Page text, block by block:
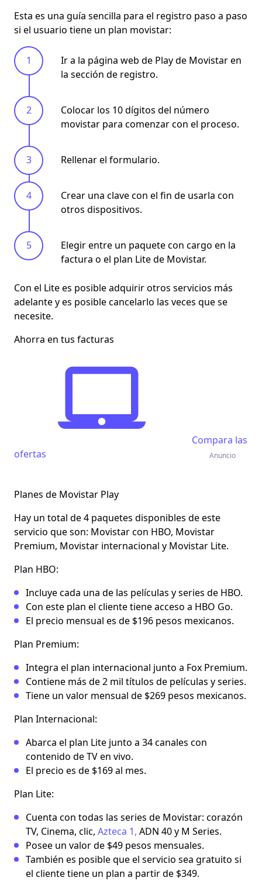
Esta es una guía sencilla para el registro paso a paso
si el usuario tiene un plan movistar:
Ir a la página web de Play de Movistar en
la sección de registro.
Colocar los 10 dígitos del número
movistar para comenzar con el proceso.
Rellenar el formulario.
Crear una clave con el fin de usarla con
otros dispositivos.
Elegir entre un paquete con cargo en la
factura o el plan Lite de Movistar.
Con el Lite es posibleadquirir otros servicios más
adelantey es posible cancelarlo las veces que se
necesite.
Ahorra en tus facturas
Compara las
ofertas
Anuncio
Planes de Movistar Play
Hay un total de 4 paquetes disponibles de este
servicio que son: Movistar con HBO, Movistar
Premium, Movistar internacional y Movistar Lite.
Plan HBO:
Incluye cada una de las películas y series de HBO.
Con este plan el cliente tiene acceso a HBO Go.
El precio mensual es de $196 pesos mexicanos.
Plan Premium:
Integra el plan internacional junto a Fox Premium.
Contiene más de 2 mil títulos de películas y series.
Tiene un valor mensual de $269 pesos mexicanos.
Plan Internacional:
Abarca el plan Lite junto a 34 canales con
contenido de TV en vivo.
El precio es de $169 al mes.
Plan Lite:
Cuenta con todas las series de Movistar: corazón
TV, Cinema, clic, Azteca 1, ADN 40 y M Series.
Posee un valor de $49 pesos mensuales.
También es posible que el servicio sea gratuito si
el cliente tiene un plan a partir de $349.